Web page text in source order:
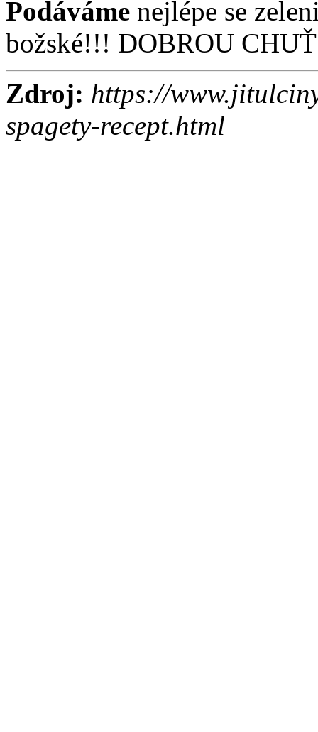
Podáváme nejlépe se
božské!!! DOBROU
Zdroj: https://
spagety-recept.html